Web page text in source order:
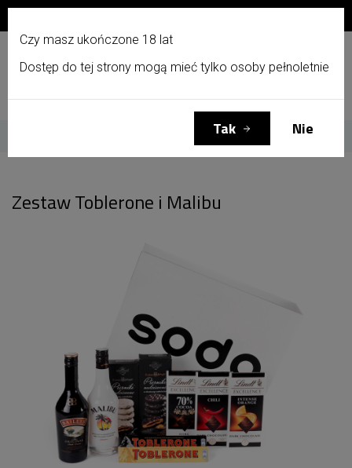
Menu Zaloguj się Koszyk (0)
Zestaw Toblerone i Malibu
Czy masz ukończone 18 lat
Dostęp do tej strony mogą mieć tylko osoby pełnoletnie
Tak Nie